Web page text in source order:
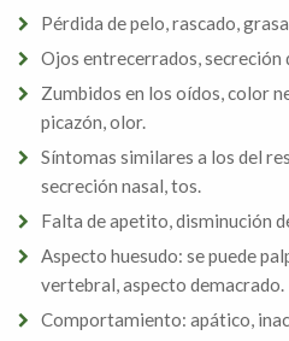
Pérdida de pelo, rascado,
Ojos entrecerrados, secreción
Zumbidos en los oídos, color
picazón, olor.
Síntomas similares a los del
secreción nasal, tos.
Falta de apetito, disminución
Aspecto huesudo: se puede
vertebral, aspecto demacrado.
Comportamiento: apático,